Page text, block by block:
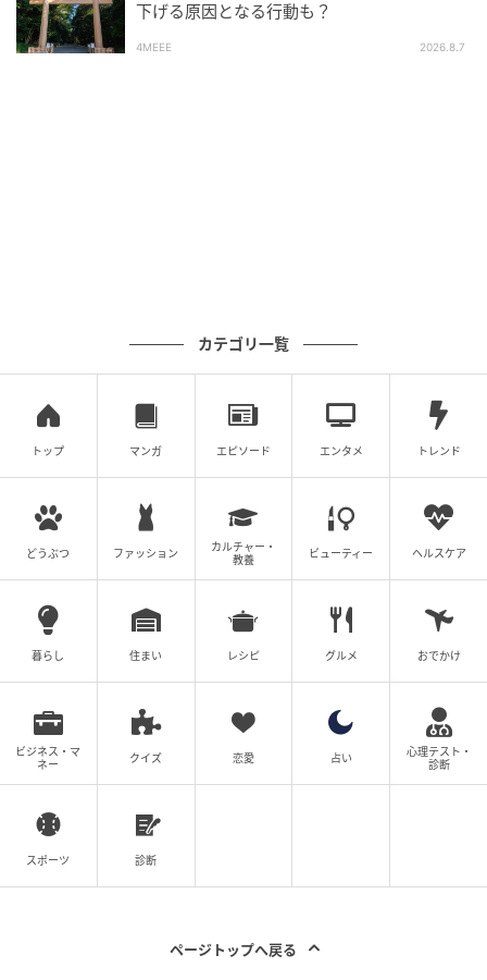
8位：おとめ座／乙女座（8月23日～9月22日
清潔感をキープすると幸運な日。石けんの香りにツキ
あり。
下げる原因となる行動も？
4MEEE 2026.8.7
カテゴリ一覧
トップ マンガ エピソード エンタメ トレンド
どうぶつ ファッション
カルチャー・
教養
ビューティー ヘルスケア
暮らし 住まい レシピ グルメ おでかけ
ビジネス・マ
ネー
クイズ 恋愛 占い
心理テスト・
診断
スポーツ 診断
ページトップへ戻る